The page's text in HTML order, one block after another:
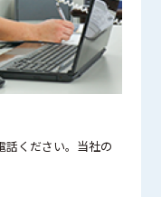
話ください。当社の